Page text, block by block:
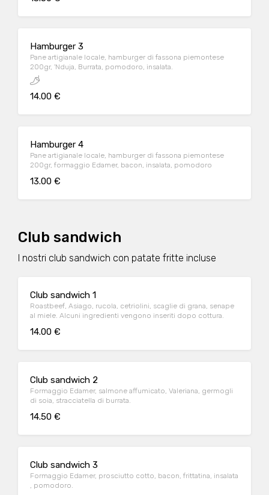
Hamburger 3
Pane artigianale locale, hamburger di fassona piemontese
200gr, 'Nduja, Burrata, pomodoro, insalata.
14.00 €
Hamburger 4
Pane artigianale locale, hamburger di fassona piemontese
200gr, formaggio Edamer, bacon, insalata, pomodoro
13.00 €
Club sandwich
I nostri club sandwich con patate fritte incluse
Club sandwich 1
Roastbeef, Asiago, rucola, cetriolini, scaglie di grana, senape
al miele. Alcuni ingredienti vengono inseriti dopo cottura.
14.00 €
Club sandwich 2
Formaggio Edamer, salmone affumicato, Valeriana, germogli
di soia, stracciatella di burrata.
14.50 €
Club sandwich 3
Formaggio Edamer, prosciutto cotto, bacon, frittatina, insalata
, pomodoro.